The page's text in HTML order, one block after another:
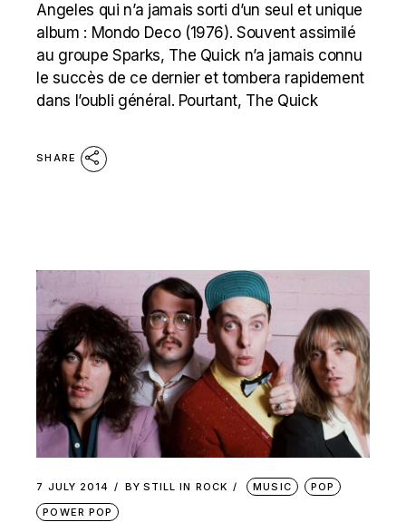
Angeles qui n’a jamais sorti d’un seul et unique
album : Mondo Deco (1976). Souvent assimilé
au groupe Sparks, The Quick n’a jamais connu
le succès de ce dernier et tombera rapidement
dans l’oubli général. Pourtant, The Quick
SHARE
7 JULY 2014 BY STILL IN ROCK MUSIC
POP
POWER POP